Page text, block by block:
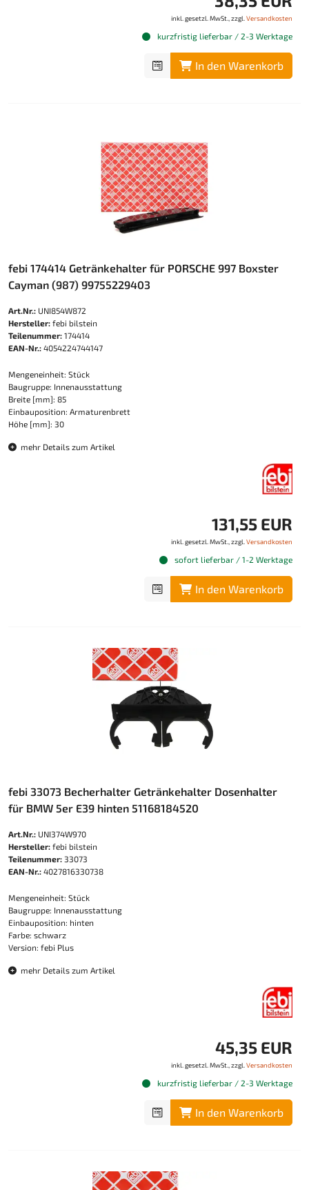
inkl. gesetzl. MwSt., zzgl. Versandkosten
kurzfristig lieferbar / 2-3 Werktage
In den Warenkorb
febi 174414 Getränkehalter für PORSCHE 997 Boxster
Cayman (987) 99755229403
Art.Nr.: UNI854W872
Hersteller: febi bilstein
Teilenummer: 174414
EAN-Nr.: 4054224744147
Mengeneinheit: Stück
Baugruppe: Innenausstattung
Breite [mm]: 85
Einbauposition: Armaturenbrett
Höhe [mm]: 30
mehr Details zum Artikel
131,55 EUR
inkl. gesetzl. MwSt., zzgl. Versandkosten
sofort lieferbar / 1-2 Werktage
In den Warenkorb
febi 33073 Becherhalter Getränkehalter Dosenhalter
für BMW 5er E39 hinten 51168184520
Art.Nr.: UNI374W970
Hersteller: febi bilstein
Teilenummer: 33073
EAN-Nr.: 4027816330738
Mengeneinheit: Stück
Baugruppe: Innenausstattung
Einbauposition: hinten
Farbe: schwarz
Version: febi Plus
mehr Details zum Artikel
45,35 EUR
inkl. gesetzl. MwSt., zzgl. Versandkosten
kurzfristig lieferbar / 2-3 Werktage
In den Warenkorb